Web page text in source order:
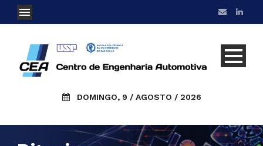
DOMINGO, 9 / AGOSTO / 2026